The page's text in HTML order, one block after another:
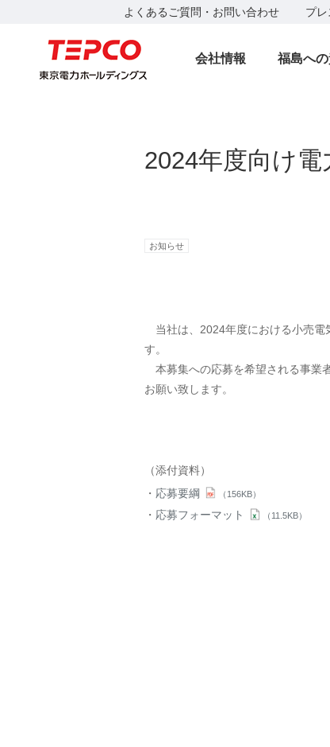
よくあるご質問・お問い合わせ プ
会社情報 福島へ
2024年度向け
お知らせ
当社は、2024年度における小売電
す。
本募集への応募を希望される事業
お願い致します。
（添付資料）
応募要綱
（156KB）
応募フォーマット （11.5KB）